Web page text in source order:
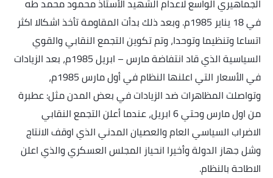
الجماهيري الواسع لاعدام الشهيد الأستاذ محمود محمد طه
في 18 يناير 1985م. وبعد ذلك بدأت المقاومة تأخذ اشكالا اكثر
اتساعا وتنظيما وتوحدا، وتم تكوين التجمع النقابي والقوي
السياسية الذي قاد انتفاضة مارس – ابريل 1985م، بعد الزيادات
في الأسعار التي اعلنها النظام في أول مارس 1985م،
وتواصلت المظاهرات ضد الزيادات في بعض المدن مثل: عطبرة
من اول مارس وحتي 6 ابريل، عندما أعلن التجمع النقابي
الاضراب السياسي العام والعصيان المدني الذي اوقف الانتاج
وشل جهاز الدولة وأخيرا انحياز المجلس العسكري والذي اعلن
الاطاحة بالنظام.